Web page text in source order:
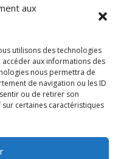
aux
utilisons des technologies
aux informations des
nous permettra de
de navigation ou les ID
ou de retirer son
certaines caractéristiques
8h à 12h et de
Internet réalisé